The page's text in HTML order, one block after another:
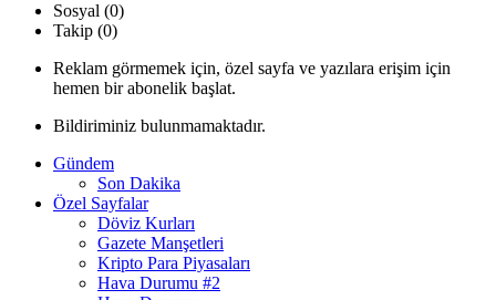
Sosyal (0)
Takip (0)
Reklam görmemek için, özel sayfa ve yazılara erişim için
hemen bir abonelik başlat.
Bildiriminiz bulunmamaktadır.
Gündem
Son Dakika
Özel Sayfalar
Döviz Kurları
Gazete Manşetleri
Kripto Para Piyasaları
Hava Durumu #2